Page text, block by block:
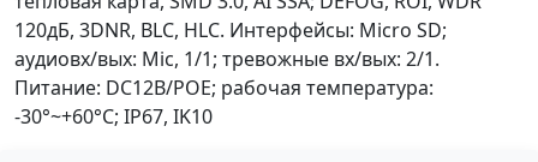
120дБ, 3DNR, BLC, HLC. Интерфейсы: Micro SD;
аудиовх/вых: Mic, 1/1; тревожные вх/вых: 2/1.
Питание: DC12В/PОE; рабочая температура:
-30°~+60°С; IP67, IK10